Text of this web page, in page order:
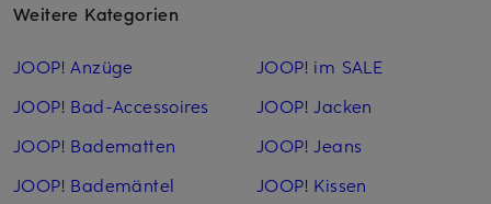
Weitere Kategorien
JOOP! Anzüge
JOOP! Bad-Accessoires
JOOP! Badematten
JOOP! Bademäntel
JOOP! im SALE
JOOP! Jacken
JOOP! Jeans
JOOP! Kissen